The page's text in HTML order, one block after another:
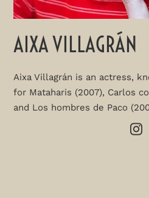
AIXA VILLAGRÁN
Aixa Villagrán is an actress,
for Mataharis (2007), Carlos
and Los hombres de Paco